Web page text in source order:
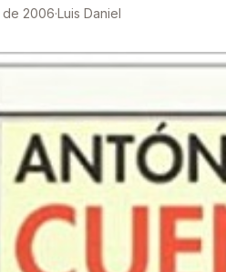
2006·Luis Daniel